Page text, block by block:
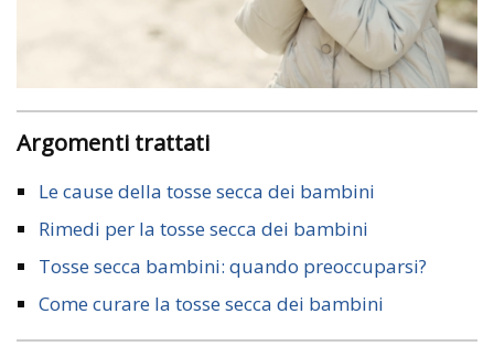
Argomenti trattati
Le cause della tosse secca dei bambini
Rimedi per la tosse secca dei bambini
Tosse secca bambini: quando preoccuparsi?
Come curare la tosse secca dei bambini